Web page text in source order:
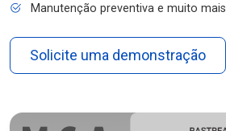
Manutenção preventiva e muito mais
Solicite uma demonstração